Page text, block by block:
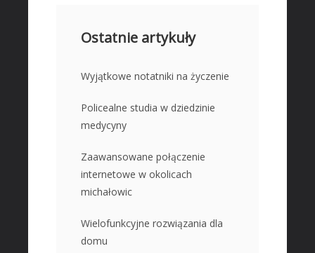
Ostatnie artykuły
Wyjątkowe notatniki na życzenie
Policealne studia w dziedzinie
medycyny
Zaawansowane połączenie
internetowe w okolicach
michałowic
Wielofunkcyjne rozwiązania dla
domu